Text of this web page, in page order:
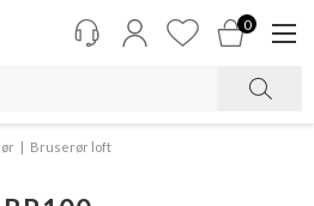
0
Bruserør loft